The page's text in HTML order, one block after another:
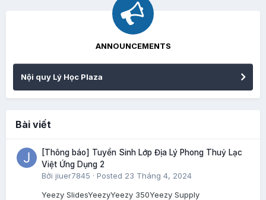
ANNOUNCEMENTS
Nội quy Lý Học Plaza
Bài viết
[Thông báo] Tuyển Sinh Lớp Địa Lý Phong Thuỷ Lạc
Việt Ứng Dụng 2
Bởi jiuer7845 · Posted 23 Tháng 4, 2024
Yeezy SlidesYeezyYeezy 350Yeezy Supply